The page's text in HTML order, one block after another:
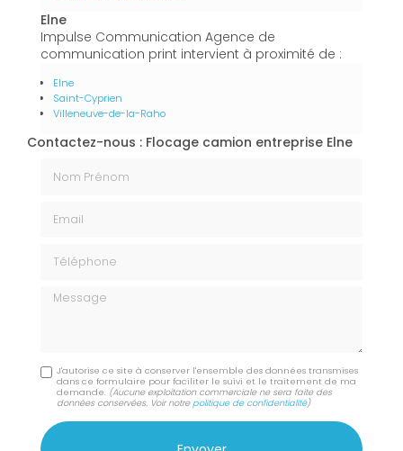
Elne
Impulse Communication Agence de
communication print intervient à proximité de :
Elne
Saint-Cyprien
Villeneuve-de-la-Raho
Contactez-nous : Flocage camion entreprise Elne
Message
J'autorise ce site à conserver l'ensemble des données transmises
dans ce formulaire pour faciliter le suivi et le traitement de ma
demande. (Aucune exploitation commerciale ne sera faite des
données conservées. Voir notrepolitique de confidentialité)